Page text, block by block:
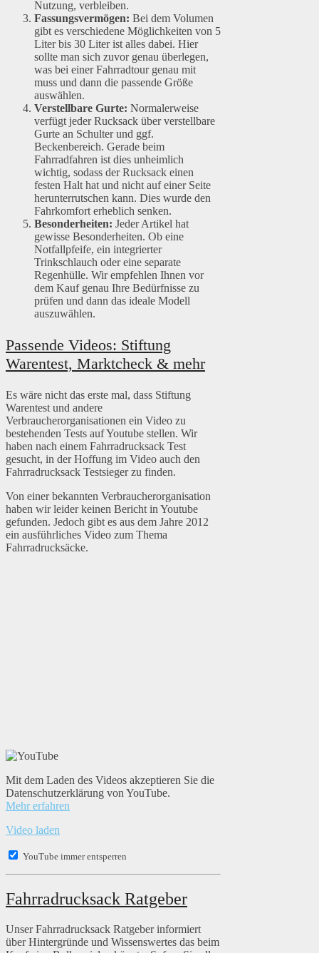
Nutzung, verbleiben.
Fassungsvermögen: Bei dem Volumen
gibt es verschiedene Möglichkeiten von 5
Liter bis 30 Liter ist alles dabei. Hier
sollte man sich zuvor genau überlegen,
was bei einer Fahrradtour genau mit
muss und dann die passende Größe
auswählen.
Verstellbare Gurte: Normalerweise
verfügt jeder Rucksack über verstellbare
Gurte an Schulter und ggf.
Beckenbereich. Gerade beim
Fahrradfahren ist dies unheimlich
wichtig, sodass der Rucksack einen
festen Halt hat und nicht auf einer Seite
herunterrutschen kann. Dies wurde den
Fahrkomfort erheblich senken.
Besonderheiten: Jeder Artikel hat
gewisse Besonderheiten. Ob eine
Notfallpfeife, ein integrierter
Trinkschlauch oder eine separate
Regenhülle. Wir empfehlen Ihnen vor
dem Kauf genau Ihre Bedürfnisse zu
prüfen und dann das ideale Modell
auszuwählen.
Passende Videos: Stiftung
Warentest, Marktcheck & mehr
Es wäre nicht das erste mal, dass Stiftung
Warentest und andere
Verbraucherorganisationen ein Video zu
bestehenden Tests auf Youtube stellen. Wir
haben nach einem Fahrradrucksack Test
gesucht, in der Hoffung im Video auch den
Fahrradrucksack Testsieger zu finden.
Von einer bekannten Verbraucherorganisation
haben wir leider keinen Bericht in Youtube
gefunden. Jedoch gibt es aus dem Jahre 2012
ein ausführliches Video zum Thema
Fahrradrucksäcke.
Mit dem Laden des Videos akzeptieren Sie die
Datenschutzerklärung von YouTube.
Mehr erfahren
Video laden
YouTube immer entsperren
Fahrradrucksack Ratgeber
Unser Fahrradrucksack Ratgeber informiert
über Hintergründe und Wissenswertes das beim